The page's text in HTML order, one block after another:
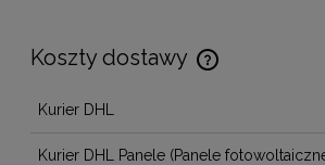
Koszty dostawy
Cena nie zawiera ewentualnych kosztów
Kurier DHL
Kurier DHL Panele (Panele